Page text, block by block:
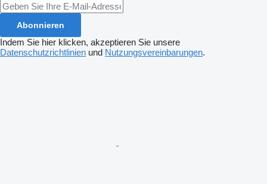
Abonnieren
Indem Sie hier klicken, akzeptieren Sie unsere
Datenschutzrichtlinien und Nutzungsvereinbarungen.